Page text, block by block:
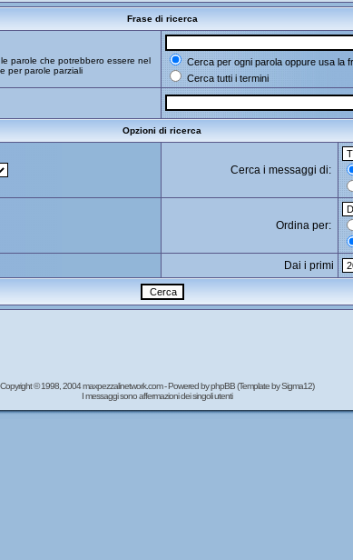
Frase di ricerca
parole che potrebbero essere nel
per parole parziali
Cerca per ogni parola oppure usa la
Cerca tutti i termini
Opzioni di ricerca
Cerca i messaggi di:
Ordina per:
Dai i primi
Copyright © 1998, 2004 maxpezzalinetwork.com - Powered byphpBB(Template by Sigma12)
I messaggi sono affermazioni dei singoli utenti